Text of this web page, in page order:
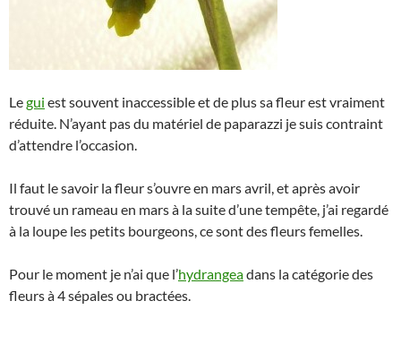
Legui est souvent inaccessible et de plus sa fleur est vraiment
réduite. N’ayant pas du matériel de paparazzi je suis contraint
d’attendre l’occasion.
Il faut le savoir la fleur s’ouvre en mars avril, et après avoir
trouvé un rameau en mars à la suite d’une tempête, j’ai regardé
à la loupe les petits bourgeons, ce sont des fleurs femelles.
Pour le moment je n’ai que l’hydrangeadans la catégorie des
fleurs à 4 sépales ou bractées.